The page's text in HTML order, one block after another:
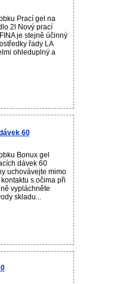
Prací gel na
2l Nový prací
je stejně účinný
řady LA
ohleduplný a
60
Bonux gel
dávek 60
uchovávejte mimo
s očima při
vypláchněte
skladu...